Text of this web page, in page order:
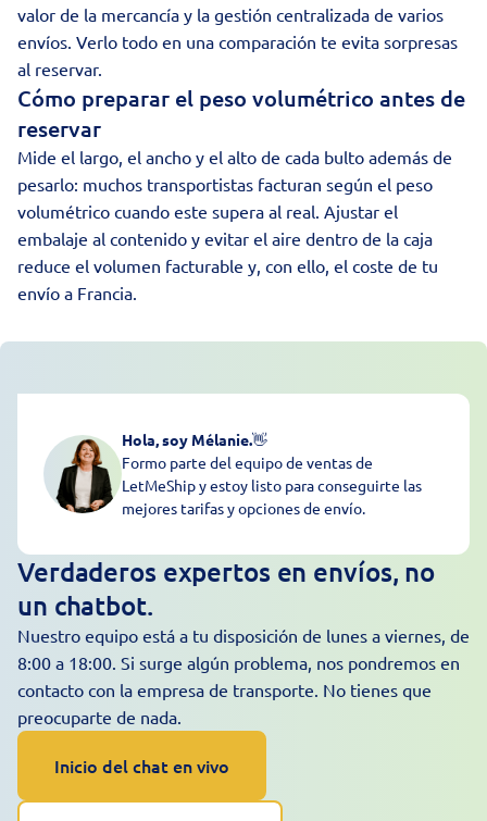
valor de la mercancía y la gestión centralizada de varios
envíos. Verlo todo en una comparación te evita sorpresas
al reservar.
Cómo preparar el peso volumétrico antes de
reservar
Mide el largo, el ancho y el alto de cada bulto además de
pesarlo: muchos transportistas facturan según el peso
volumétrico cuando este supera al real. Ajustar el
embalaje al contenido y evitar el aire dentro de la caja
reduce el volumen facturable y, con ello, el coste de tu
envío a Francia.
Hola, soy Mélanie.👋
Formo parte del equipo de ventas de
LetMeShip y estoy listo para conseguirte las
mejores tarifas y opciones de envío.
Verdaderos expertos en envíos, no
un chatbot.
Nuestro equipo está a tu disposición de lunes a viernes, de
8:00 a 18:00. Si surge algún problema, nos pondremos en
contacto con la empresa de transporte. No tienes que
preocuparte de nada.
Inicio del chat en vivo